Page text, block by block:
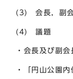
(3) 会長，副会
(4) 議題
・会長及び副会
・「円山公園内